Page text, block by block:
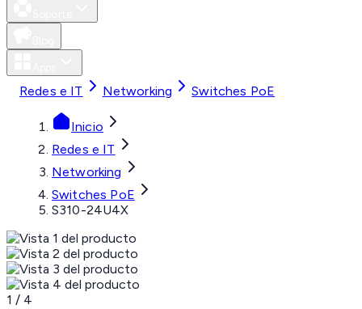
Redes e IT Networking Switches PoE
Inicio
Redes e IT
Networking
Switches PoE
S310-24U4X
1 / 4